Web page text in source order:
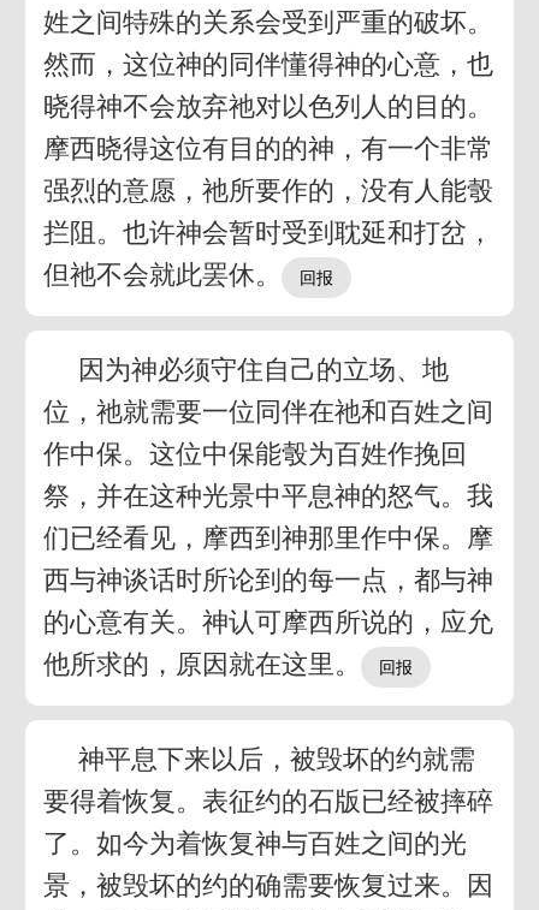
姓之间特殊的关系会受到严重的破坏。
然而，这位神的同伴懂得神的心意，也
晓得神不会放弃祂对以色列人的目的。
摩西晓得这位有目的的神，有一个非常
强烈的意愿，祂所要作的，没有人能彀
拦阻。也许神会暂时受到耽延和打岔，
但祂不会就此罢休。
因为神必须守住自己的立场、地
位，祂就需要一位同伴在祂和百姓之间
作中保。这位中保能彀为百姓作挽回
祭，并在这种光景中平息神的怒气。我
们已经看见，摩西到神那里作中保。摩
西与神谈话时所论到的每一点，都与神
的心意有关。神认可摩西所说的，应允
他所求的，原因就在这里。
神平息下来以后，被毁坏的约就需
要得着恢复。表征约的石版已经被摔碎
了。如今为着恢复神与百姓之间的光
景，被毁坏的约的确需要恢复过来。因